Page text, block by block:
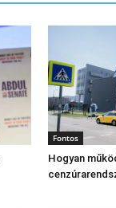
Fontos
Hogyan